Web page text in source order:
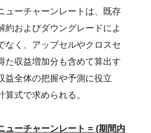
ューチャーンレートは、既存
約およびダウングレードによ
なく、アップセルやクロスセ
た収益増加分も含めて算出す
益全体の把握や予測に役立
算式で求められる。
ューチャーンレート = (期間内